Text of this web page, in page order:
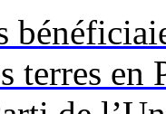
terres en